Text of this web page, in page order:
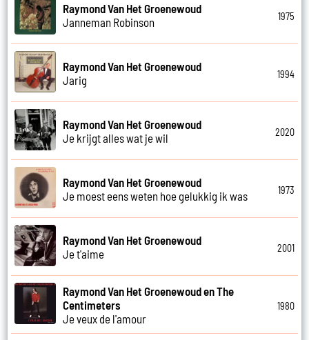
Raymond Van Het Groenewoud
Janneman Robinson
1975
Raymond Van Het Groenewoud
Jarig
1994
Raymond Van Het Groenewoud
Je krijgt alles wat je wil
2020
Raymond Van Het Groenewoud
Je moest eens weten hoe gelukkig ik was
1973
Raymond Van Het Groenewoud
Je t'aime
2001
Raymond Van Het Groenewoud en The
Centimeters
Je veux de l'amour
1980